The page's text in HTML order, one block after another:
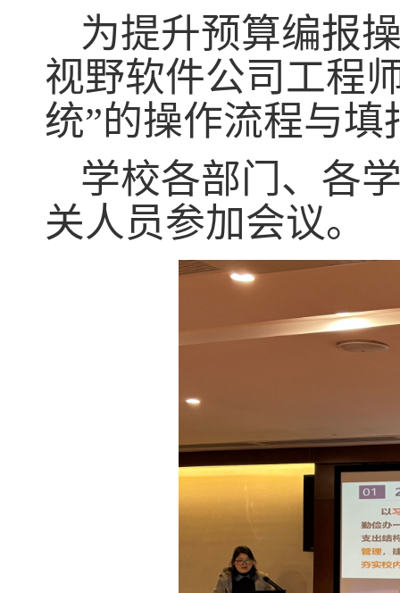
为提升预算编报
视野软件公司工程
统”的操作流程与
学校各部门、各
关人员参加会议。